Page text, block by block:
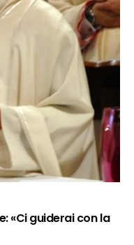
«Ci guiderai con la